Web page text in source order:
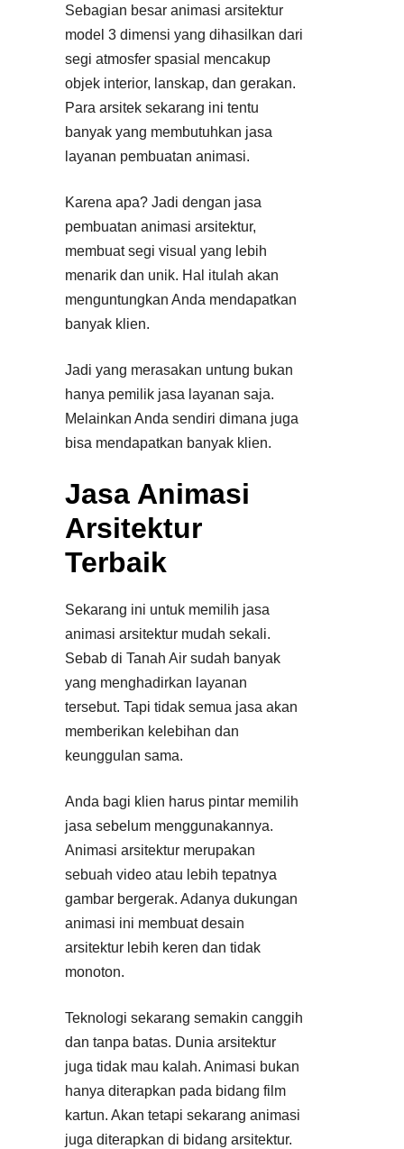
Sebagian besar animasi arsitektur
model 3 dimensi yang dihasilkan dari
segi atmosfer spasial mencakup
objek interior, lanskap, dan gerakan.
Para arsitek sekarang ini tentu
banyak yang membutuhkan jasa
layanan pembuatan animasi.
Karena apa? Jadi dengan jasa
pembuatan animasi arsitektur,
membuat segi visual yang lebih
menarik dan unik. Hal itulah akan
menguntungkan Anda mendapatkan
banyak klien.
Jadi yang merasakan untung bukan
hanya pemilik jasa layanan saja.
Melainkan Anda sendiri dimana juga
bisa mendapatkan banyak klien.
Jasa Animasi
Arsitektur
Terbaik
Sekarang ini untuk memilih jasa
animasi arsitektur mudah sekali.
Sebab di Tanah Air sudah banyak
yang menghadirkan layanan
tersebut. Tapi tidak semua jasa akan
memberikan kelebihan dan
keunggulan sama.
Anda bagi klien harus pintar memilih
jasa sebelum menggunakannya.
Animasi arsitektur merupakan
sebuah video atau lebih tepatnya
gambar bergerak. Adanya dukungan
animasi ini membuat desain
arsitektur lebih keren dan tidak
monoton.
Teknologi sekarang semakin canggih
dan tanpa batas. Dunia arsitektur
juga tidak mau kalah. Animasi bukan
hanya diterapkan pada bidang film
kartun. Akan tetapi sekarang animasi
juga diterapkan di bidang arsitektur.